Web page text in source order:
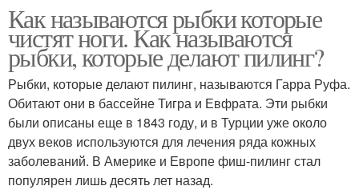
Как называются рыбки которые
чистят ноги. Как называются
рыбки, которые делают пилинг?
Рыбки, которые делают пилинг, называются Гарра Руфа.
Обитают они в бассейне Тигра и Евфрата. Эти рыбки
были описаны еще в 1843 году, и в Турции уже около
двух веков используются для лечения ряда кожных
заболеваний. В Америке и Европе фиш-пилинг стал
популярен лишь десять лет назад.